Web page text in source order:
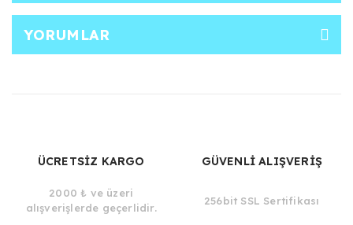
YORUMLAR
ÜCRETSİZ KARGO
2000 ₺ ve üzeri
alışverişlerde geçerlidir.
GÜVENLİ ALIŞVERİŞ
256bit SSL Sertifikası